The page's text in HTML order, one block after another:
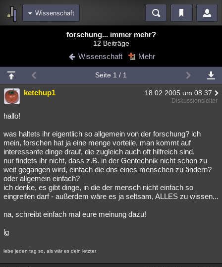
Wissenschaft
Blogs
Chat Wiki Neuigkeiten
meine Rubriken
Menschen Wissenschaft Mystery Kriminalfälle
Spiritualität
Natur Umfragen Unterhaltung
weitere Rubriken
Philosophie Träume Orte Esoterik Literatur
Astronomie Helpdesk Gruppen Gaming Filme
Musik
Übersichten
Lesenswert Schlüsselwörter
forschung... immer mehr?
12 Beiträge
Wissenschaft Mehr
Seite 1 / 1
ketchup1 18.02.2005 um 08:37
Diskussionsleiter
hallo!
was haltets ihr eigentlich so allgemein von der forschung? ich
mein, forschen hat ja eine menge vorteile, man kommt auf
interessante dinge drauf, die zugleich auch oft hilfreich sind.
nur findets ihr nicht, dass z.B. in der Gentechnik nicht schon zu
weit gegangen wird, einfach die dns eines menschen zu ändern?
oder allgemein einfach?
ich denke, es gibt dinge, in die der mensch nicht einfach so
eingreifen darf - außerdem wäre es ja seltsam, ALLES zu wissen...
na, schreibt einfach mal eure meinung dazu!
lg
lebe jeden tag so, als wär es dein letzter